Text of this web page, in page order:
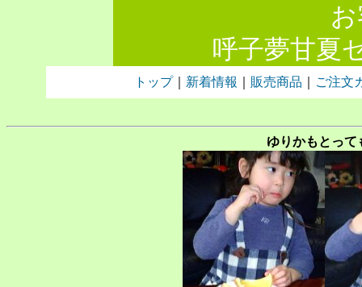
呼子夢甘夏
トップ｜ 新着情報 販売商品 ご注文
ゆりかもとって